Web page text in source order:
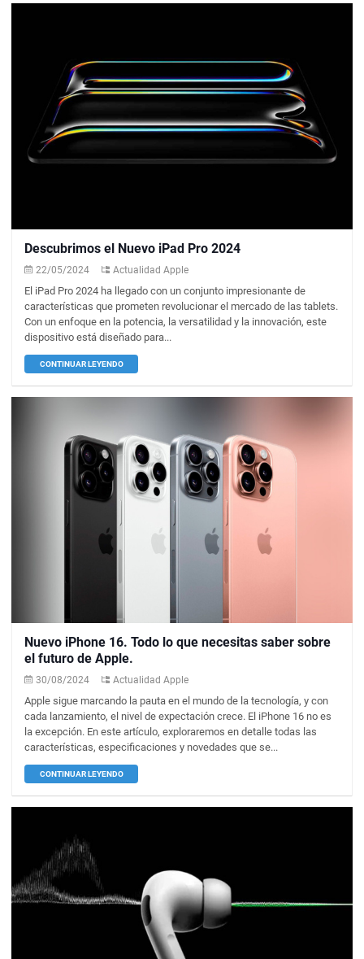
Descubrimos el Nuevo iPad Pro 2024
22/05/2024 Actualidad Apple
El iPad Pro 2024 ha llegado con un conjunto impresionante de
características que prometen revolucionar el mercado de las tablets.
Con un enfoque en la potencia, la versatilidad y la innovación, este
dispositivo está diseñado para...
CONTINUAR LEYENDO
Nuevo iPhone 16. Todo lo que necesitas saber sobre
el futuro de Apple.
30/08/2024 Actualidad Apple
Apple sigue marcando la pauta en el mundo de la tecnología, y con
cada lanzamiento, el nivel de expectación crece. El iPhone 16 no es
la excepción. En este artículo, exploraremos en detalle todas las
características, especificaciones y novedades que se...
CONTINUAR LEYENDO